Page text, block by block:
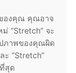
ของคุณ คุณอาจ
“Stretch” จะ
ภาพของคุณผิด
“Stretch”
สุด